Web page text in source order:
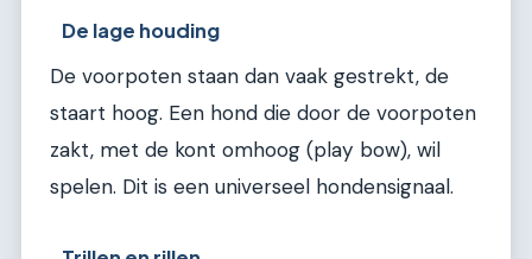
De lage houding
De voorpoten staan dan vaak gestrekt, de
staart hoog. Een hond die door de voorpoten
zakt, met de kont omhoog (play bow), wil
spelen. Dit is een universeel hondensignaal.